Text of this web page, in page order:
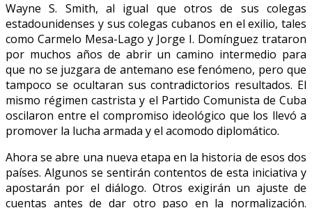
Wayne S. Smith, al igual que otros de sus colegas
estadounidenses y sus colegas cubanos en el exilio, tales
como Carmelo Mesa-Lago y Jorge I. Domínguez trataron
por muchos años de abrir un camino intermedio para
que no se juzgara de antemano ese fenómeno, pero que
tampoco se ocultaran sus contradictorios resultados. El
mismo régimen castrista y el Partido Comunista de Cuba
oscilaron entre el compromiso ideológico que los llevó a
promover la lucha armada y el acomodo diplomático.
Ahora se abre una nueva etapa en la historia de esos dos
países. Algunos se sentirán contentos de esta iniciativa y
apostarán por el diálogo. Otros exigirán un ajuste de
cuentas antes de dar otro paso en la normalización.